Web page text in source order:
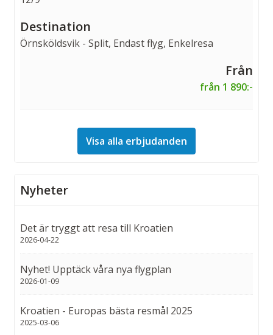
Örnsköldsvik - Split, Endast flyg, Enkelresa
från 1 890:-
Visa alla erbjudanden
Nyheter
Det är tryggt att resa till Kroatien
2026-04-22
Nyhet! Upptäck våra nya flygplan
2026-01-09
Kroatien - Europas bästa resmål 2025
2025-03-06